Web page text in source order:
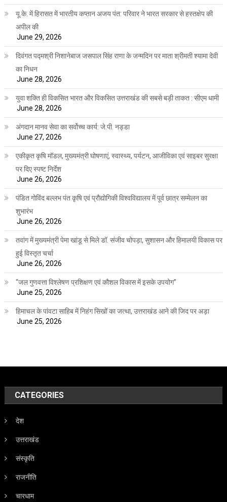
यू.के. में हिरासत में भारतीय कप्तान अजय पंत: परिवार ने भारत सरकार से हस्तक्षेप की
अपील की
June 29, 2026
दिवंगत पद्मश्री निशानेबाज जसपाल सिंह राणा के जन्मदिन पर माता श्रीमती श्यामा देवी
का निधन
June 28, 2026
युवा शक्ति ही विकसित भारत और विकसित उत्तराखंड की सबसे बड़ी ताकत : सीएम धामी
June 28, 2026
अंगदान मानव सेवा का सर्वोच्च कार्य: जे.पी. नड्डा
June 27, 2026
एकीकृत कृषि मॉडल, मुख्यमंत्री घोषणाएं, स्वास्थ्य, पर्यटन, आजीविका एवं साइबर सुरक्षा
पर दिए स्पष्ट निर्देश
June 26, 2026
पंडित गोविंद बल्लभ पंत कृषि एवं प्रौद्योगिकी विश्वविद्यालय में पूर्व छात्र सम्मेलन का
शुभारंभ
June 26, 2026
तवांग में मुख्यमंत्री पेमा खांडू से मिले डॉ. संजीव चोपड़ा, सुशासन और हिमालयी विकास पर
हुई विस्तृत चर्चा
June 26, 2026
“जल गुणवत्ता विश्लेषण प्रशिक्षण एवं कौशल विकास में इसके उपयोग”
June 25, 2026
हिमाचल के पांवटा साहिब में निहंग सिखों का जत्था, उत्तराखंड आने की जिद पर अड़ा
June 25, 2026
CATEGORIES
देश
उत्तराखंड
संस्कृति
राजनीति
चारधाम